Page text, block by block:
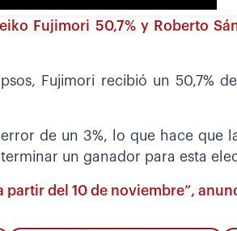
Fujimori 50,7% y Roberto
Fujimori recibió un 50,7%
de un 3%, lo que hace que
un ganador para esta
partir del 10 de noviembre”,